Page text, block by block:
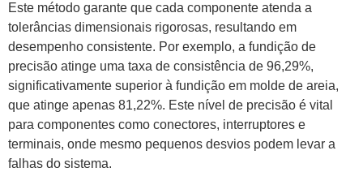
Este método garante que cada componente atenda a
tolerâncias dimensionais rigorosas, resultando em
desempenho consistente. Por exemplo, a fundição de
precisão atinge uma taxa de consistência de 96,29%,
significativamente superior à fundição em molde de areia,
que atinge apenas 81,22%. Este nível de precisão é vital
para componentes como conectores, interruptores e
terminais, onde mesmo pequenos desvios podem levar a
falhas do sistema.